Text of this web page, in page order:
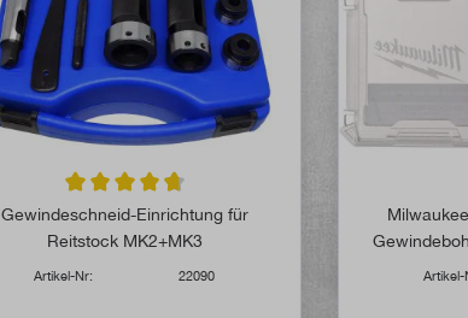
Durchschnittliche Bewertung von 4.8 von 5 Sternen
Gewindeschneid-Einrichtung für
Reitstock MK2+MK3
Artikel-Nr: 22090 Artikel-